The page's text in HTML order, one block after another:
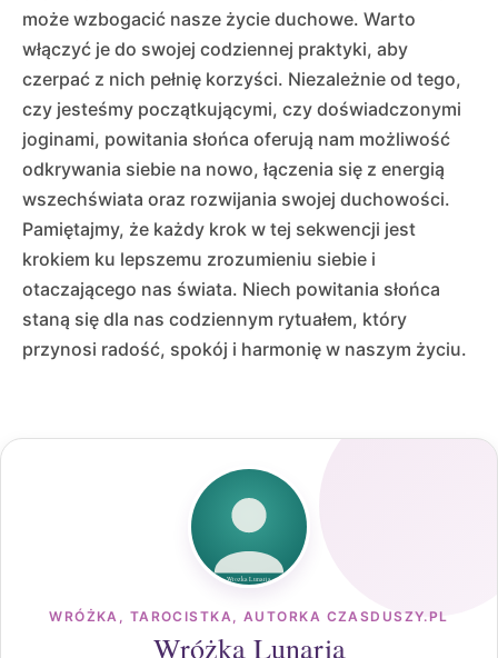
może wzbogacić nasze życie duchowe. Warto
włączyć je do swojej codziennej praktyki, aby
czerpać z nich pełnię korzyści. Niezależnie od tego,
czy jesteśmy początkującymi, czy doświadczonymi
joginami, powitania słońca oferują nam możliwość
odkrywania siebie na nowo, łączenia się z energią
wszechświata oraz rozwijania swojej duchowości.
Pamiętajmy, że każdy krok w tej sekwencji jest
krokiem ku lepszemu zrozumieniu siebie i
otaczającego nas świata. Niech powitania słońca
staną się dla nas codziennym rytuałem, który
przynosi radość, spokój i harmonię w naszym życiu.
WRÓŻKA, TAROCISTKA, AUTORKA CZASDUSZY.PL
Wróżka Lunaria